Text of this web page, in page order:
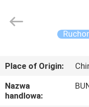
PRODUKTY
Industrial
Place of Origin:
Nazwa
handlowa: